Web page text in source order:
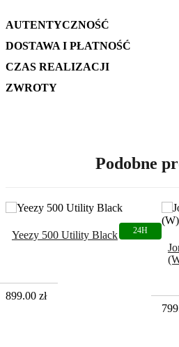
AUTENTYCZNOŚĆ
DOSTAWA I PŁATNOŚĆ
CZAS REALIZACJI
ZWROTY
Podobne
Yeezy 500 Utility Black
899.00 zł